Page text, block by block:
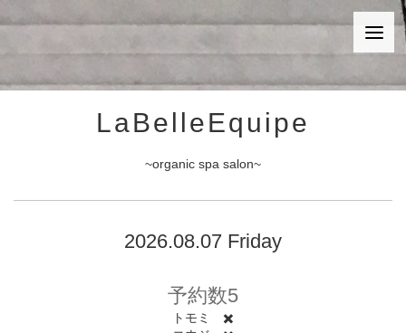
LaBelleEquipe
~organic spa salon~
2026.08.07 Friday
予約数5
トモミ ✖️